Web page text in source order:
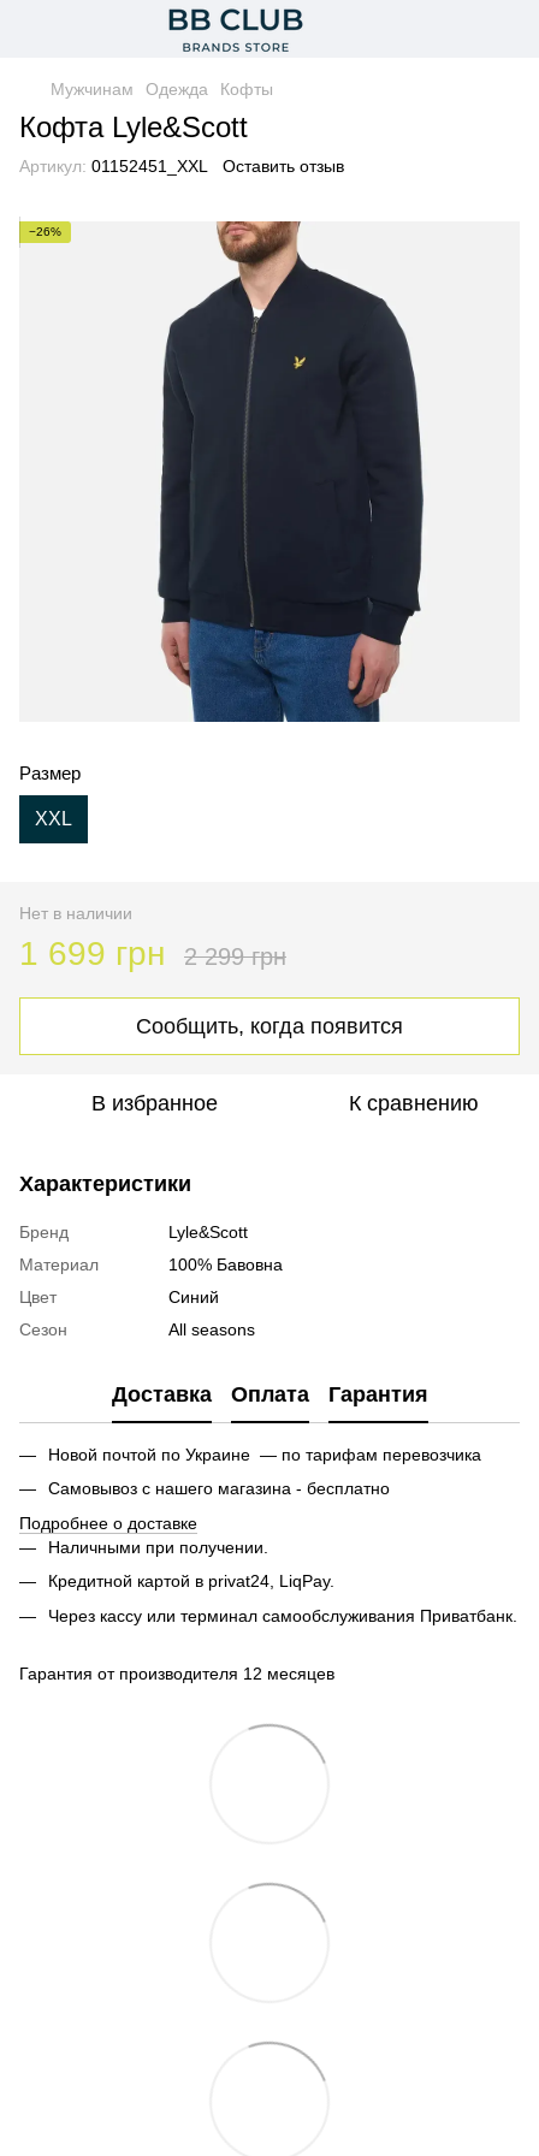
Мужчинам Одежда Кофты
Кофта Lyle&Scott
Артикул: 01152451_XXL Оставить отзыв
−26%
Размер
XXL
Нет в наличии
1 699 грн 2 299 грн
Сообщить, когда появится
В избранное К сравнению
Характеристики
Бренд
Lyle&Scott
Материал
100% Бавовна
Цвет
Синий
Сезон
All seasons
Доставка Оплата Гарантия
Новой почтой по Украине — по тарифам перевозчика
Самовывоз с нашего магазина - бесплатно
Подробнее о доставке
Наличными при получении.
Кредитной картой в privat24, LiqPay.
Через кассу или терминал самообслуживания Приватбанк.
Гарантия от производителя 12 месяцев